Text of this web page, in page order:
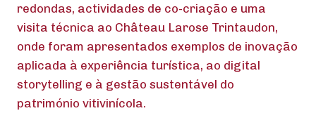
redondas, actividades de co-criação e uma
visita técnica ao Château Larose Trintaudon,
onde foram apresentados exemplos de inovação
aplicada à experiência turística, ao digital
storytelling e à gestão sustentável do
património vitivinícola.